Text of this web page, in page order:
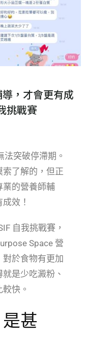
，才會更有成
挑戰賽
法突破停滯期。
了解的，但正
業的營養師輔
效！
自我挑戰賽，
Space 營
於食物有更加
是少吃澱粉、
快。
甚